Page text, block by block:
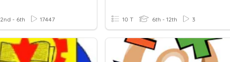
2nd - 6th 17447 10 T 6th - 12th 3